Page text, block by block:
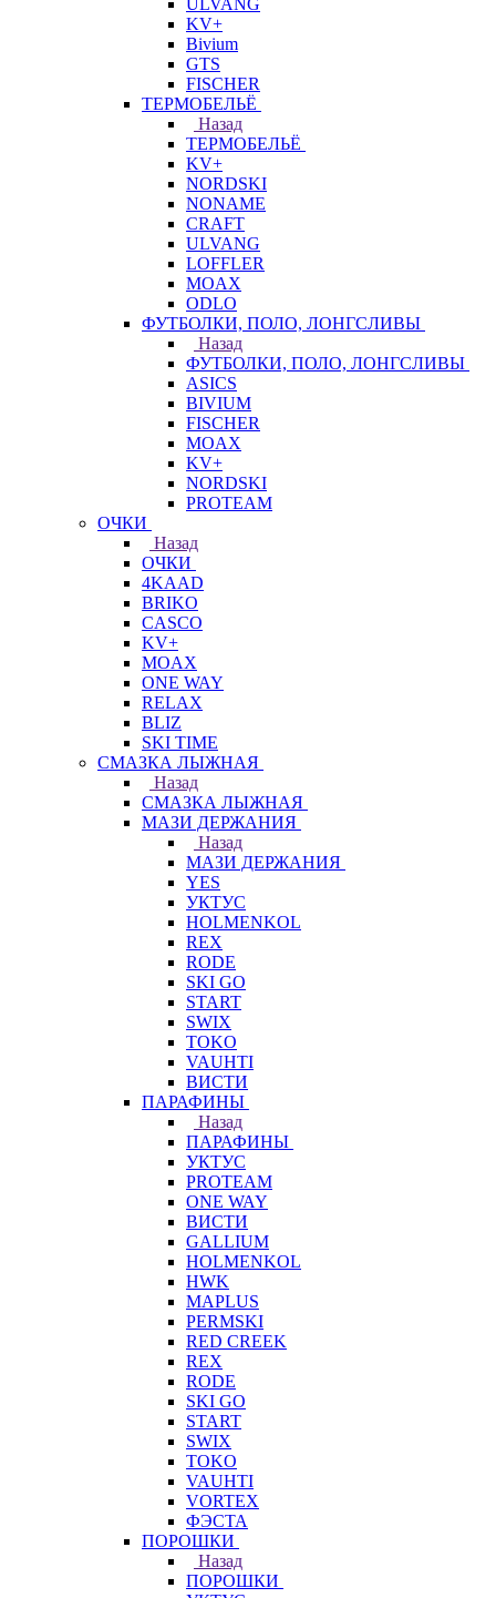
ULVANG
KV+
Bivium
GTS
FISCHER
ТЕРМОБЕЛЬЁ
Назад
ТЕРМОБЕЛЬЁ
KV+
NORDSKI
NONAME
CRAFT
ULVANG
LOFFLER
MOAX
ODLO
ФУТБОЛКИ, ПОЛО, ЛОНГСЛИВЫ
Назад
ФУТБОЛКИ, ПОЛО, ЛОНГСЛИВЫ
ASICS
BIVIUM
FISCHER
MOAX
KV+
NORDSKI
PROTEAM
ОЧКИ
Назад
ОЧКИ
4KAAD
BRIKO
CASCO
KV+
MOAX
ONE WAY
RELAX
BLIZ
SKI TIME
СМАЗКА ЛЫЖНАЯ
Назад
СМАЗКА ЛЫЖНАЯ
МАЗИ ДЕРЖАНИЯ
Назад
МАЗИ ДЕРЖАНИЯ
YES
УКТУС
HOLMENKOL
REX
RODE
SKI GO
START
SWIX
TOKO
VAUHTI
ВИСТИ
ПАРАФИНЫ
Назад
ПАРАФИНЫ
УКТУС
PROTEAM
ONE WAY
ВИСТИ
GALLIUM
HOLMENKOL
HWK
MAPLUS
PERMSKI
RED CREEK
REX
RODE
SKI GO
START
SWIX
TOKO
VAUHTI
VORTEX
ФЭСТА
ПОРОШКИ
Назад
ПОРОШКИ